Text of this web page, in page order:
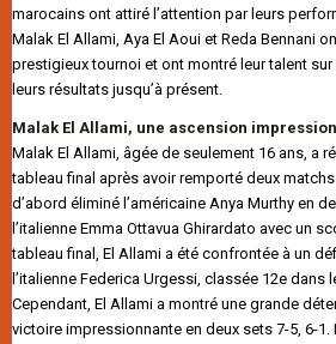
marocains ont attiré l’attention par leurs
Malak El Allami, Aya El Aoui et Reda Bennani
prestigieux tournoi et ont montré leur talent
leurs résultats jusqu’à présent.
Malak El Allami, une ascension
Malak El Allami, âgée de seulement 16 ans, a
tableau final après avoir remporté deux
d’abord éliminé l’américaine Anya Murthy en
l’italienne Emma Ottavua Ghirardato avec un
tableau final, El Allami a été confrontée à un
l’italienne Federica Urgessi, classée 12e dans
Cependant, El Allami a montré une grande
victoire impressionnante en deux sets 7-5, 6-1.